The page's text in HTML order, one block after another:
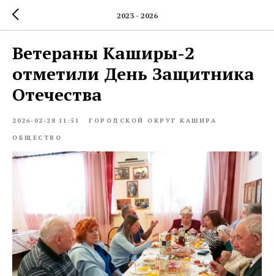
2023 - 2026
Ветераны Каширы-2
отметили День Защитника
Отечества
2026-02-28 11:51 ГОРОДСКОЙ ОКРУГ КАШИРА
ОБЩЕСТВО